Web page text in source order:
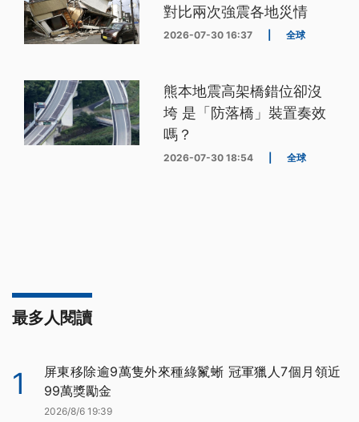
對比兩次強震各地災情
2026-07-30 16:37 全球
熊本地震高架橋錯位卻沒
垮 是「防落橋」裝置奏效
嗎？
2026-07-30 18:54 全球
最多人閱讀
1
屏東移除逾9萬隻外來種綠鬣蜥 冠軍獵人7個月領近
99萬獎勵金
2026/8/6 19:39